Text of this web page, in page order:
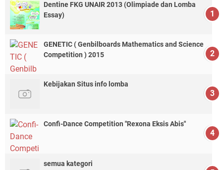
Dentine FKG UNAIR 2013 (Olimpiade dan Lomba
Essay)
GENETIC ( Genbilboards Mathematics and Science
Competition ) 2015
Kebijakan Situs info lomba
Confi-Dance Competition "Rexona Eksis Abis"
semua kategori